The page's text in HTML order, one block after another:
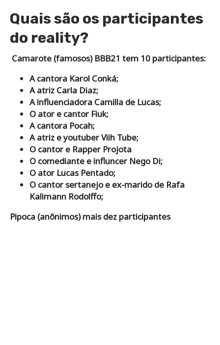
Quais são os participantes
do reality?
Camarote (famosos) BBB21 tem 10 participantes:
A cantora Karol Conká;
A atriz Carla Diaz;
A influenciadora Camilla de Lucas;
O ator e cantor Fiuk;
A cantora Pocah;
A atriz e youtuber Viih Tube;
O cantor e Rapper Projota
O comediante e influncer Nego Di;
O ator Lucas Pentado;
O cantor sertanejo e ex-marido de Rafa
Kalimann Rodolffo;
Pipoca (anônimos) mais dez participantes